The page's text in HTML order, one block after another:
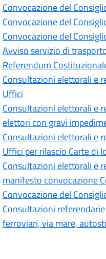
Convocazione del
Convocazione del
Convocazione del
Avviso servizio di
Referendum
Consultazioni elettorali e
Uffici
Consultazioni elettorali e
elettori con gravi
Consultazioni elettorali e
Uffici per rilascio Carte di
Consultazioni elettorali e
manifesto convocazione
Convocazione del
Consultazioni
ferroviari, via mare,